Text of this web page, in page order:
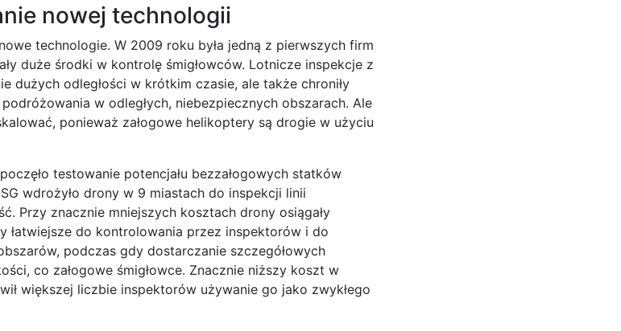
nowej technologii
technologie. W 2009 roku była jedną z pierwszych firm
duże środki w kontrolę śmigłowców. Lotnicze inspekcje z
dużych odległości w krótkim czasie, ale także chroniły
w odległych, niebezpiecznych obszarach. Ale
ponieważ załogowe helikoptery są drogie w użyciu
testowanie potencjału bezzałogowych statków
wdrożyło drony w 9 miastach do inspekcji linii
Przy znacznie mniejszych kosztach drony osiągały
łatwiejsze do kontrolowania przez inspektorów i do
podczas gdy dostarczanie szczegółowych
co załogowe śmigłowce. Znacznie niższy koszt w
większej liczbie inspektorów używanie go jako zwykłego